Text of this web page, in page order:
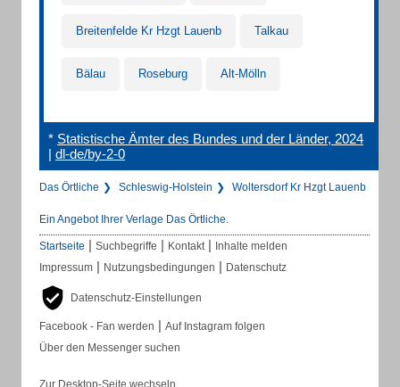
Breitenfelde Kr Hzgt Lauenb Talkau
Bälau Roseburg Alt-Mölln
* Statistische Ämter des Bundes und der Länder, 2024
| dl-de/by-2-0
Das Örtliche Schleswig-Holstein Woltersdorf Kr Hzgt Lauenb
Ein Angebot Ihrer Verlage Das Örtliche.
Startseite | Suchbegriffe | Kontakt | Inhalte melden
Impressum | Nutzungsbedingungen | Datenschutz
Datenschutz-Einstellungen
Facebook - Fan werden | Auf Instagram folgen
Über den Messenger suchen
Zur Desktop-Seite wechseln